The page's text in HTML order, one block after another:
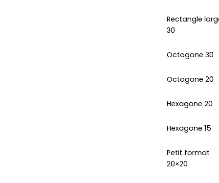
Rectangle
30
Octogone 30
Octogone 20
Hexagone 20
Hexagone 15
Petit format
20×20